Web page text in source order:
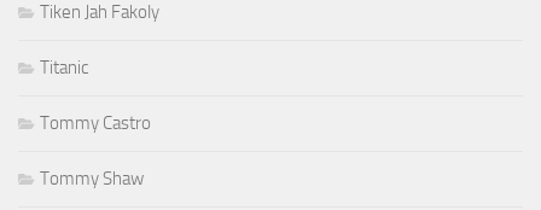
Tiken Jah Fakoly
Titanic
Tommy Castro
Tommy Shaw